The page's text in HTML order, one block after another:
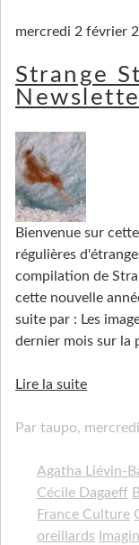
mercredi 2 février
Strange
Bienvenue sur
régulières
compilation de
cette nouvelle
suite par : Les
dernier mois sur la
Lire la suite
Par taupo,
Agatha Liévin-
Cécile Dagaeff
France Culture
oreillards